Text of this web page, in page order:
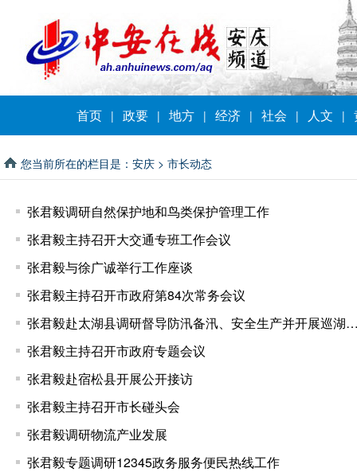
首页 | 政要 | 地方 | 经济 | 社会 | 人文 |
您当前所在的栏目是： 安庆 > 市长动态
张君毅调研自然保护地和鸟类保护管理工作
张君毅主持召开大交通专班工作会议
张君毅与徐广诚举行工作座谈
张君毅主持召开市政府第84次常务会议
张君毅赴太湖县调研督导防汛备汛、
张君毅主持召开市政府专题会议
张君毅赴宿松县开展公开接访
张君毅主持召开市长碰头会
张君毅调研物流产业发展
张君毅专题调研12345政务服务便民热线工作